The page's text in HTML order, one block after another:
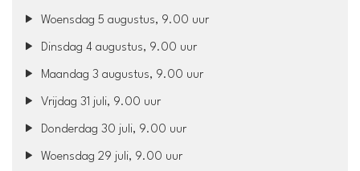
Woensdag 5 augustus, 9.00 uur
Dinsdag 4 augustus, 9.00 uur
Maandag 3 augustus, 9.00 uur
Vrijdag 31 juli, 9.00 uur
Donderdag 30 juli, 9.00 uur
Woensdag 29 juli, 9.00 uur